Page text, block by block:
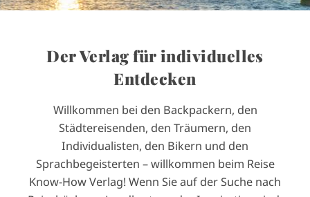
Der Verlag für individuelles
Entdecken
Willkommen bei den Backpackern, den
Städtereisenden, den Träumern, den
Individualisten, den Bikern und den
Sprachbegeisterten –willkommen beim Reise
Know-How Verlag! Wenn Sie auf der Suche nach